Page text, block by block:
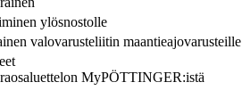
ylösnostolle
valovarusteliitin maantieajovarusteille
MyPÖTTINGER:istä